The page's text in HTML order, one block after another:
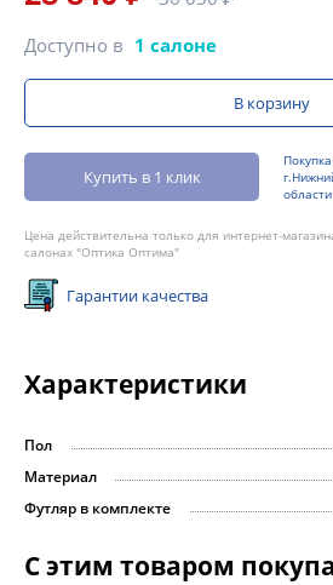
Доступно в 1 салоне
В корзину
Купить в 1 клик
области
Цена действительна только для интернет-
салонах "Оптика Оптима"
Гарантии качества
Характеристики
Пол
Материал
Футляр в комплекте
С этим товаром